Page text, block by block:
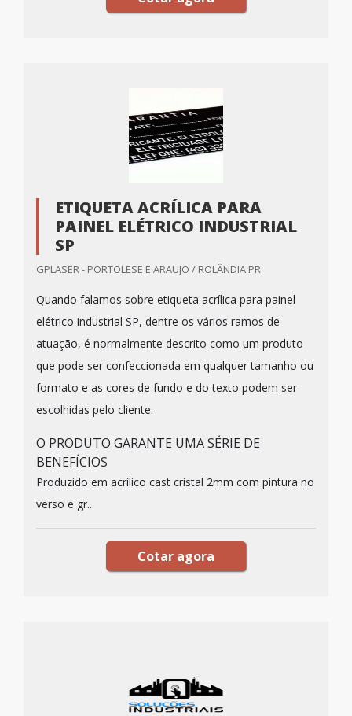
ETIQUETA ACRÍLICA PARA
PAINEL ELÉTRICO INDUSTRIAL
SP
GPLASER - PORTOLESE E ARAUJO / ROLÂNDIA PR
Quando falamos sobre etiqueta acrílica para painel
elétrico industrial SP, dentre os vários ramos de
atuação, é normalmente descrito como um produto
que pode ser confeccionada em qualquer tamanho ou
formato e as cores de fundo e do texto podem ser
escolhidas pelo cliente.
O PRODUTO GARANTE UMA SÉRIE DE
BENEFÍCIOS
Produzido em acrílico cast cristal 2mm com pintura no
verso e gr...
Cotar agora